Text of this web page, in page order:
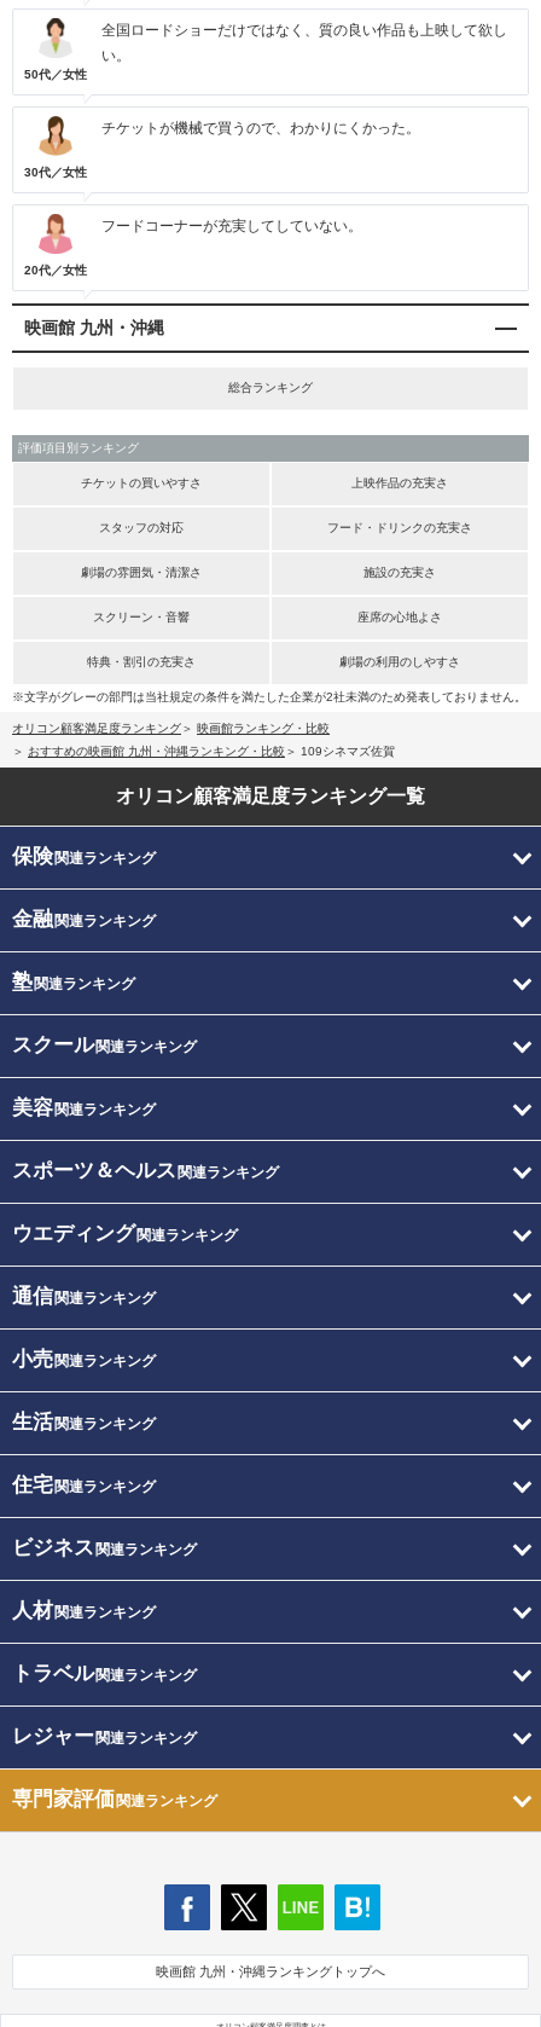
50代／女性
全国ロードショーだけではなく、質の良い作品も上映して欲し
い。
30代／女性
チケットが機械で買うので、わかりにくかった。
20代／女性
フードコーナーが充実してしていない。
映画館 九州・沖縄
総合ランキング
評価項目別ランキング
チケットの買いやすさ 上映作品の充実さ
スタッフの対応 フード・ドリンクの充実さ
劇場の雰囲気・清潔さ 施設の充実さ
スクリーン・音響 座席の心地よさ
特典・割引の充実さ 劇場の利用のしやすさ
※文字がグレーの部門は当社規定の条件を満たした企業が2社未満のため発表しておりません。
オリコン顧客満足度ランキング
映画館ランキング・比較
おすすめの映画館 九州・沖縄ランキング・比較
109シネマズ佐賀
オリコン顧客満足度ランキング一覧
保険関連ランキング
金融関連ランキング
塾関連ランキング
スクール関連ランキング
美容関連ランキング
スポーツ＆ヘルス 関連ランキング
ウエディング関連ランキング
通信関連ランキング
小売関連ランキング
生活関連ランキング
住宅関連ランキング
ビジネス 関連ランキング
人材関連ランキング
トラベル関連ランキング
レジャー関連ランキング
専門家評価関連ランキング
映画館 九州・沖縄ランキングトップへ